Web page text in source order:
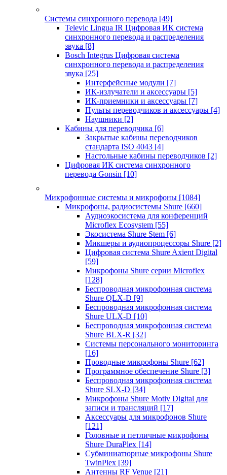
Системы синхронного перевода [49]
Televic Lingua IR Цифровая ИК система
синхронного перевода и распределения
звука [8]
Bosch Integrus Цифровая система
синхронного перевода и распределения
звука [25]
Интерфейсные модули [7]
ИК-излучатели и аксессуары [5]
ИК-приемники и аксессуары [7]
Пульты переводчиков и аксессуары [4]
Наушники [2]
Кабины для переводчика [6]
Закрытые кабины переводчиков
стандарта ISO 4043 [4]
Настольные кабины переводчиков [2]
Цифровая ИК система синхронного
перевода Gonsin [10]
Микрофонные системы и микрофоны [1084]
Микрофоны, радиосистемы Shure [660]
Аудиоэкосистема для конференций
Microflex Ecosystem [55]
Экосистема Shure Stem [6]
Микшеры и аудиопроцессоры Shure [2]
Цифровая система Shure Axient Digital
[59]
Микрофоны Shure серии Microflex
[128]
Беспроводная микрофонная система
Shure QLX-D [9]
Беспроводная микрофонная система
Shure ULX-D [10]
Беспроводная микрофонная система
Shure BLX-R [32]
Системы персонального мониторинга
[16]
Проводные микрофоны Shure [62]
Программное обеспечение Shure [3]
Беспроводная микрофонная система
Shure SLX-D [34]
Микрофоны Shure Motiv Digital для
записи и трансляций [17]
Аксессуары для микрофонов Shure
[121]
Головные и петличные микрофоны
Shure DuraPlex [14]
Субминиатюрные микрофоны Shure
TwinPlex [39]
Антенны RF Venue [21]